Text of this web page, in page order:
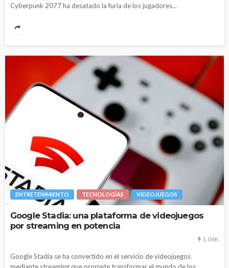
Cyberpunk 2077 ha desatado la furia de los jugadores...
ENTRETENIMIENTO TECNOLOGÍAS VIDEOJUEGOS
Google Stadia: una plataforma de videojuegos
por streaming en potencia
1.06K
Google Stadia se ha convertido en el servicio de videojuegos